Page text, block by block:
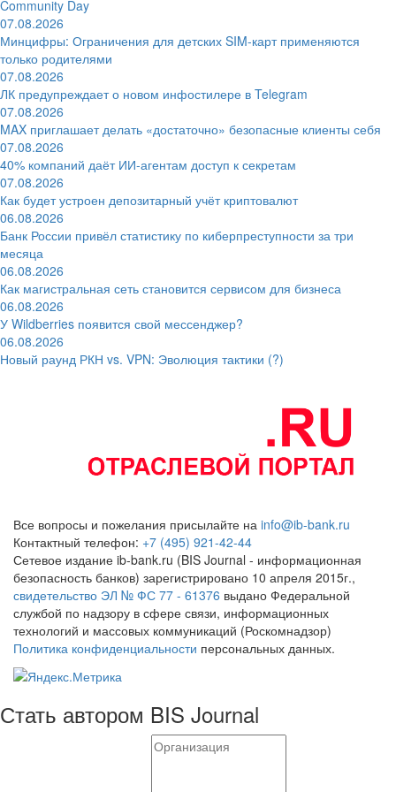
Community Day
07.08.2026
Минцифры: Ограничения для детских SIM-карт применяются
только родителями
07.08.2026
ЛК предупреждает о новом инфостилере в Telegram
07.08.2026
MAX приглашает делать «достаточно» безопасные клиенты себя
07.08.2026
40% компаний даёт ИИ‑агентам доступ к секретам
07.08.2026
Как будет устроен депозитарный учёт криптовалют
06.08.2026
Банк России привёл статистику по киберпреступности за три
месяца
06.08.2026
Как магистральная сеть становится сервисом для бизнеса
06.08.2026
У Wildberries появится свой мессенджер?
06.08.2026
Новый раунд РКН vs. VPN: Эволюция тактики (?)
Все вопросы и пожелания присылайте на info@ib-bank.ru
Контактный телефон: +7 (495) 921-42-44
Сетевое издание ib-bank.ru (BIS Journal - информационная
безопасность банков) зарегистрировано 10 апреля 2015г.,
свидетельство ЭЛ № ФС 77 - 61376 выдано Федеральной
службой по надзору в сфере связи, информационных
технологий и массовых коммуникаций (Роскомнадзор)
Политика конфиденциальности персональных данных.
Стать автором BIS Journal